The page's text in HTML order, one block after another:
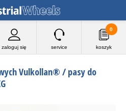
zaloguj się service koszyk
0
Vulkollan® / pasy do